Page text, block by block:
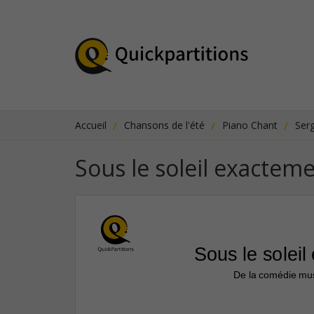
Accueil Chansons de l'été Piano Chant
Sous le soleil
Sous le soleil
De la comédie